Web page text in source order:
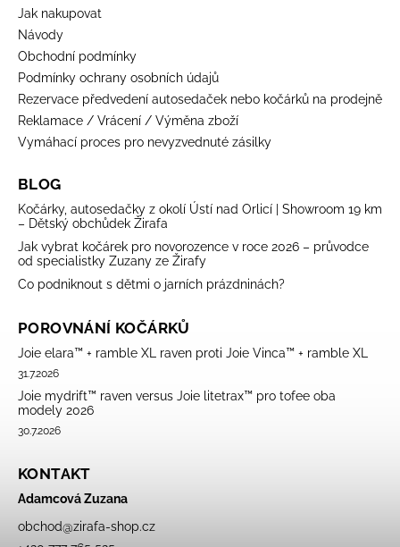
Jak nakupovat
Návody
Obchodní podmínky
Podmínky ochrany osobních údajů
Rezervace předvedení autosedaček nebo kočárků na prodejně
Reklamace / Vrácení / Výměna zboží
Vymáhací proces pro nevyzvednuté zásilky
BLOG
Kočárky, autosedačky z okolí Ústí nad Orlicí | Showroom 19 km
– Dětský obchůdek Žirafa
Jak vybrat kočárek pro novorozence v roce 2026 – průvodce
od specialistky Zuzany ze Žirafy
Co podniknout s dětmi o jarních prázdninách?
POROVNÁNÍ KOČÁRKŮ
Joie elara™ + ramble XL raven proti Joie Vinca™ + ramble XL
31.7.2026
Joie mydrift™ raven versus Joie litetrax™ pro tofee oba
modely 2026
30.7.2026
KONTAKT
Adamcová Zuzana
obchod@zirafa-shop.cz